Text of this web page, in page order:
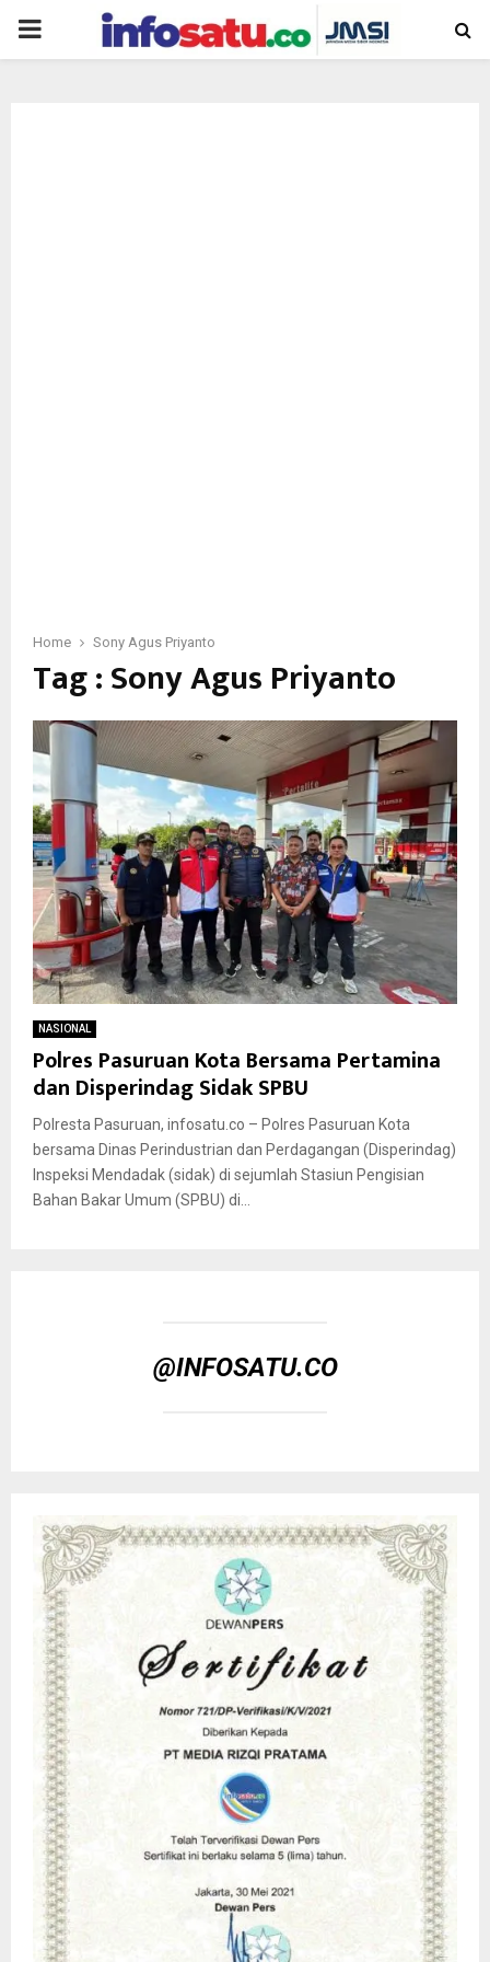
PRIMARY
Home Sony Agus Priyanto
Tag : Sony Agus Priyanto
NASIONAL
Polres Pasuruan Kota Bersama Pertamina
dan Disperindag Sidak SPBU
Polresta Pasuruan, infosatu.co – Polres Pasuruan Kota
bersama Dinas Perindustrian dan Perdagangan (Disperindag)
Inspeksi Mendadak (sidak) di sejumlah Stasiun Pengisian
Bahan Bakar Umum (SPBU) di...
@INFOSATU.CO